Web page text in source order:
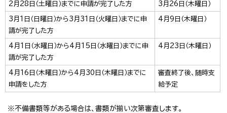
2月28日（土曜日）までに申請が完了した方 3月26日（木曜日）
3月1日（日曜日）から3月31日（火曜日）までに申
請が完了した方
4月9日（木曜日）
4月1日（水曜日）から4月15日（水曜日）までに申
請が完了した方
4月23日（木曜日）
4月16日（木曜日）から4月30日（木曜日）までに
申請をした方
審査終了後、随時支
給予定
※不備書類等がある場合は、書類が揃い次第審査します。